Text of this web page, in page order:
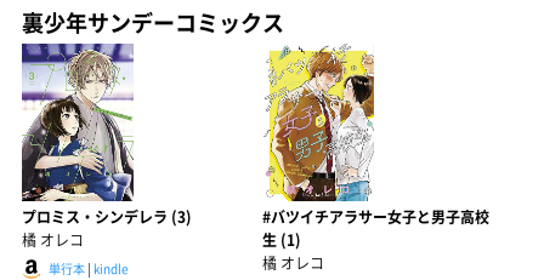
裏少年サンデーコミックス
プロミス・シンデレラ (3)
橘 オレコ
単行本 | kindle
#バツイチアラサー女子と男子高校
生 (1)
橘 オレコ